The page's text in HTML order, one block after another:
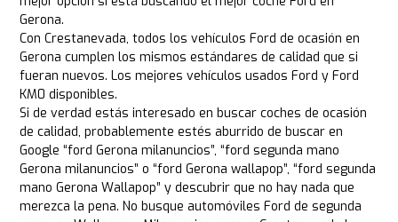
Gerona.
Con Crestanevada, todos los vehículos Ford de ocasión en
Gerona cumplen los mismos estándares de calidad que si
fueran nuevos. Los mejores vehículos usados Ford y Ford
KM0 disponibles.
Si de verdad estás interesado en buscar coches de ocasión
de calidad, probablemente estés aburrido de buscar en
Google “ford Gerona milanuncios”, “ford segunda mano
Gerona milanuncios” o “ford Gerona wallapop”, “ford segunda
mano Gerona Wallapop” y descubrir que no hay nada que
merezca la pena. No busque automóviles Ford de segunda